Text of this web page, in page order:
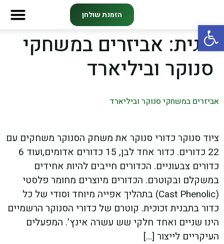
הזמנת שולחן
תגית: אביזרים במשחקי
סנוקר וביליארד
אביזרים במשחקי סנוקר וביליארד
ציוד סנוקר כדורי סנוקר את משחק הסנוקר משחקים עם
22 כדורים. כדור אחד לבן, 15 כדורים אדומים,ועוד 6
כדורים צבעוניים. הכדורים חייבים להיות אחידים
במשקלם ובקוטרם. הכדורים מיוצרים מחומר פלסטי
(Cast Phenolic) בתהליך אפייה מיוחד וסודי של כל
כדור בתבנית זכוכית. קוטרם של כדורי הסנוקר הרשמיים
הינו שניים ואחד חלקי שש עשרה אינץ’. המפעלים
העיקריים לייצור […]
פתח סרגל נגישות